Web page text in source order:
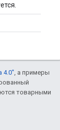
4.0", а примеры
товарными